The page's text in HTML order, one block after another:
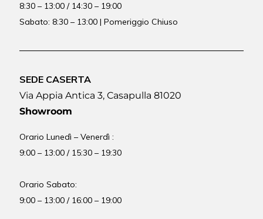
8:30 – 13:00 / 14:30 – 19:00
Sabato: 8:30 – 13:00 | Pomeriggio Chiuso
SEDE CASERTA
Via Appia Antica 3, Casapulla 81020
Showroom
Orario Lunedì – Venerdì :
9:00 – 13:00 / 15:30 – 19:30
Orario Sabato:
9:00 – 13:00 / 16:00 – 19:00